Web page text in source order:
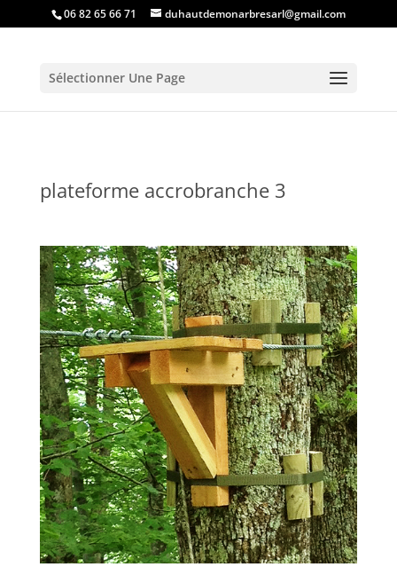
06 82 65 66 71 duhautdemonarbresarl@gmail.com
Sélectionner Une Page
plateforme accrobranche 3